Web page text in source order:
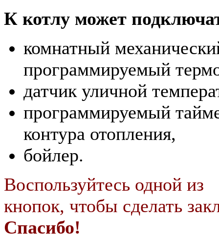
К котлу может
комнатный
программируемый
датчик уличной
программируемый
контура отопления,
бойлер.
Воспользуйтесь одной из
кнопок, чтобы сделать
Спасибо!